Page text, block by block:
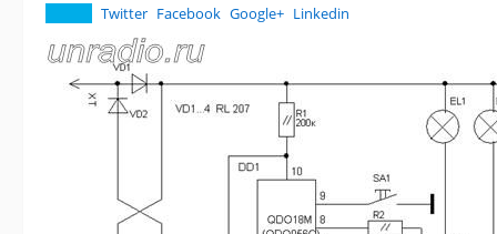
Twitter Facebook Google+ Linkedin